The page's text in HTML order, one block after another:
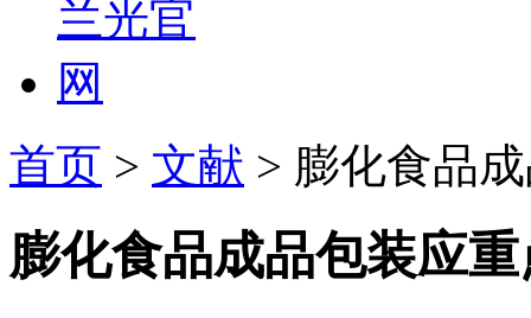
首页 > 文献 > 膨化食品
膨化食品成品包装应